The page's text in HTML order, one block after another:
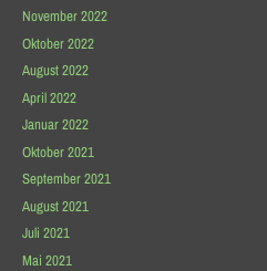
November 2022
Oktober 2022
August 2022
April 2022
Januar 2022
Oktober 2021
September 2021
August 2021
Juli 2021
Mai 2021